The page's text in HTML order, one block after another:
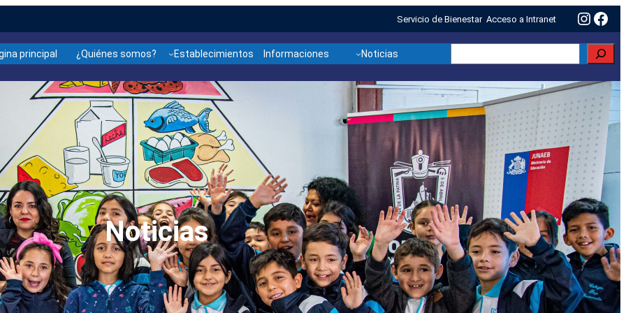
Servicio de Bienestar Acceso a Intranet
principal ¿Quiénes somos? Establecimientos Informaciones Noticias
Noticias